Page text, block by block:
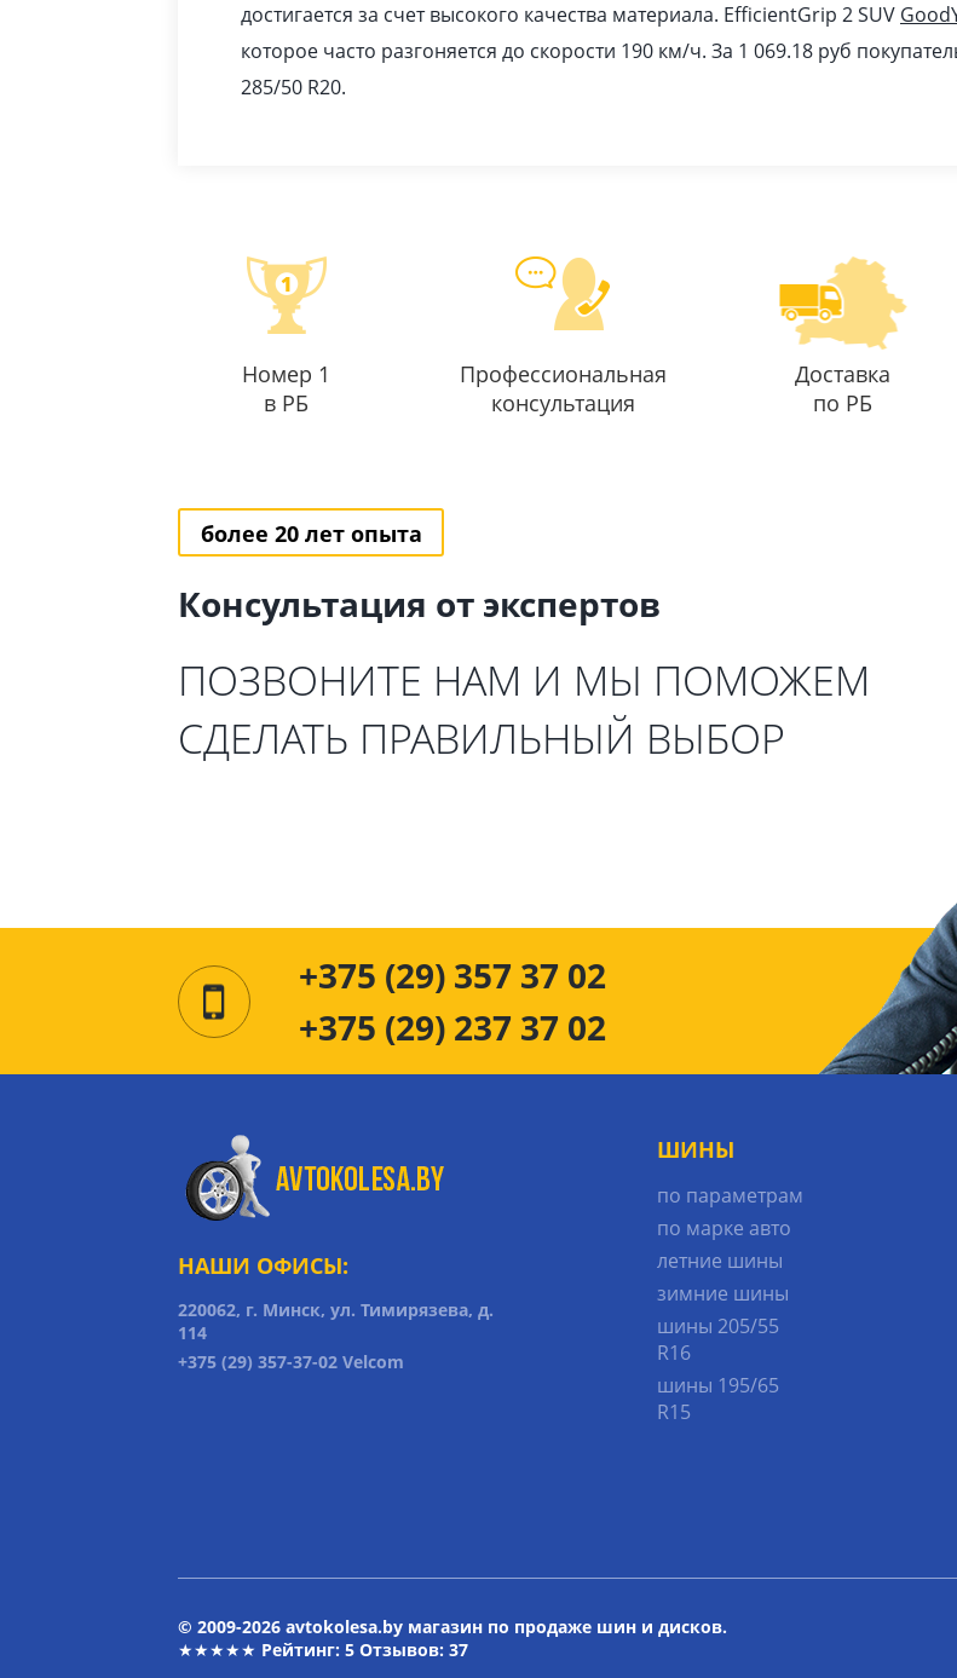
достигается за счет высокого качества материала. EfficientGrip 2 SUV
которое часто разгоняется до скорости 190 км/ч. За 1 069.18 pуб
285/50 R20.
Номер 1
в РБ
Профессиональная
консультация
Доставка
по РБ
более 20 лет опыта
Консультация от экспертов
ПОЗВОНИТЕ НАМ И МЫ ПОМОЖЕМ
СДЕЛАТЬ ПРАВИЛЬНЫЙ ВЫБОР
+375 (29) 357 37 02
+375 (29) 237 37 02
НАШИ ОФИСЫ:
220062, г. Минск, ул. Тимирязева, д.
114
+375 (29) 357-37-02 Velcom
ШИНЫ
по параметрам
по марке авто
летние шины
зимние шины
шины 205/55
R16
шины 195/65
R15
© 2009-2026 avtokolesa.by магазин по продаже шин и дисков.
★★★★★ Рейтинг: 5 Отзывов: 37